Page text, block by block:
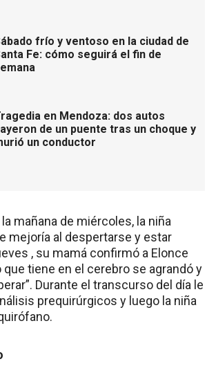
frío y ventoso en la ciudad de
Fe: cómo seguirá el fin de
en Mendoza: dos autos
de un puente tras un choque y
un conductor
mañana de miércoles, la niña
mejoría al despertarse y estar
, su mamá confirmó a Elonce
que tiene en el cerebro se agrandó y
Durante el transcurso del día le
prequirúrgicos y luego la niña